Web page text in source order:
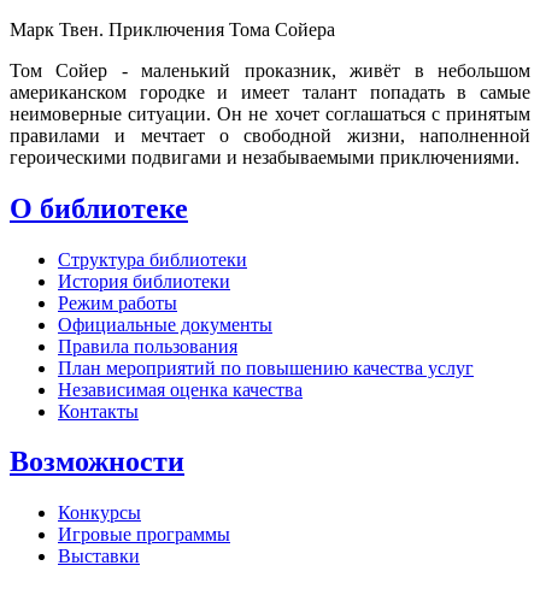
Марк Твен. Приключения Тома Сойера
Том Сойер - маленький проказник, живёт в небольшом
американском городке и имеет талант попадать в самые
неимоверные ситуации. Он не хочет соглашаться с принятым
правилами и мечтает о свободной жизни, наполненной
героическими подвигами и незабываемыми приключениями.
О библиотеке
Структура библиотеки
История библиотеки
Режим работы
Официальные документы
Правила пользования
План мероприятий по повышению качества услуг
Независимая оценка качества
Контакты
Возможности
Конкурсы
Игровые программы
Выставки